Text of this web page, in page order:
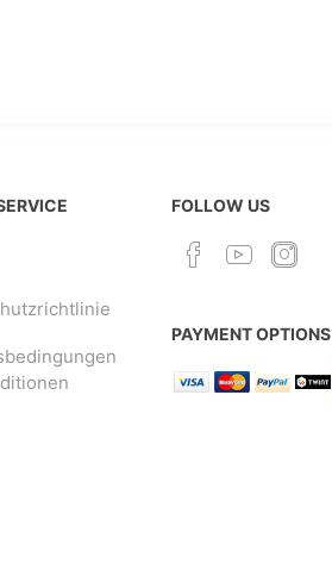
FOLLOW US
PAYMENT OPTIONS